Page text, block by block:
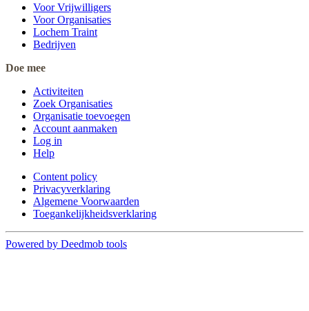
Voor Vrijwilligers
Voor Organisaties
Lochem Traint
Bedrijven
Doe mee
Activiteiten
Zoek Organisaties
Organisatie toevoegen
Account aanmaken
Log in
Help
Content policy
Privacyverklaring
Algemene Voorwaarden
Toegankelijkheidsverklaring
Powered by Deedmob tools